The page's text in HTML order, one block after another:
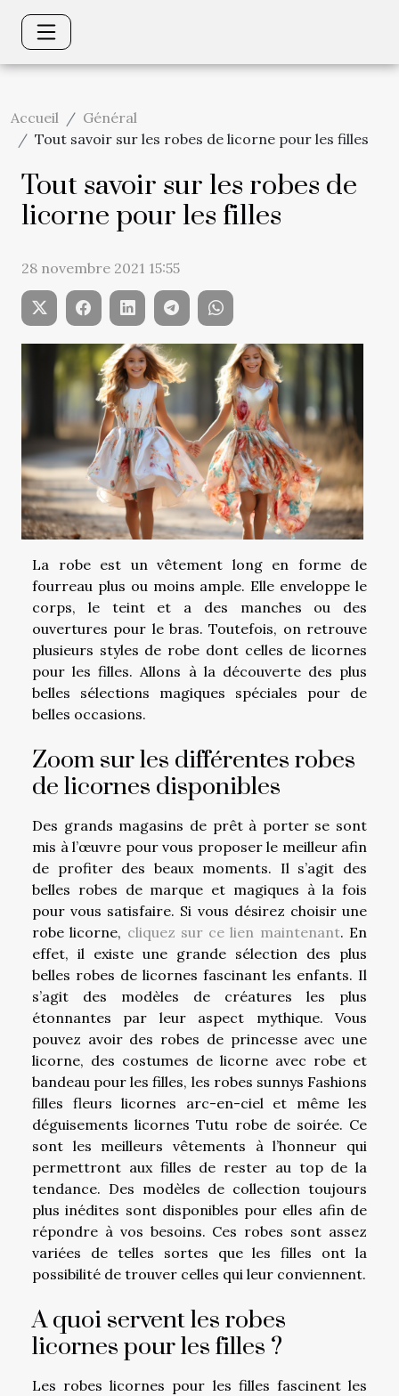
Accueil
Général
Tout savoir sur les robes de licorne pour les filles
Tout savoir sur les robes de
licorne pour les filles
28 novembre 2021 15:55
La robe est un vêtement long en forme de
fourreau plus ou moins ample. Elle enveloppe le
corps, le teint et a des manches ou des
ouvertures pour le bras. Toutefois, on retrouve
plusieurs styles de robe dont celles de licornes
pour les filles. Allons à la découverte des plus
belles sélections magiques spéciales pour de
belles occasions.
Zoom sur les différentes robes
de licornes disponibles
Des grands magasins de prêt à porter se sont
mis à l’œuvre pour vous proposer le meilleur afin
de profiter des beaux moments. Il s’agit des
belles robes de marque et magiques à la fois
pour vous satisfaire. Si vous désirez choisir une
robe licorne, cliquez sur ce lien maintenant. En
effet, il existe une grande sélection des plus
belles robes de licornes fascinant les enfants. Il
s’agit des modèles de créatures les plus
étonnantes par leur aspect mythique. Vous
pouvez avoir des robes de princesse avec une
licorne, des costumes de licorne avec robe et
bandeau pour les filles, les robes sunnys Fashions
filles fleurs licornes arc-en-ciel et même les
déguisements licornes Tutu robe de soirée. Ce
sont les meilleurs vêtements à l’honneur qui
permettront aux filles de rester au top de la
tendance. Des modèles de collection toujours
plus inédites sont disponibles pour elles afin de
répondre à vos besoins. Ces robes sont assez
variées de telles sortes que les filles ont la
possibilité de trouver celles qui leur conviennent.
A quoi servent les robes
licornes pour les filles ?
Les robes licornes pour les filles fascinent les